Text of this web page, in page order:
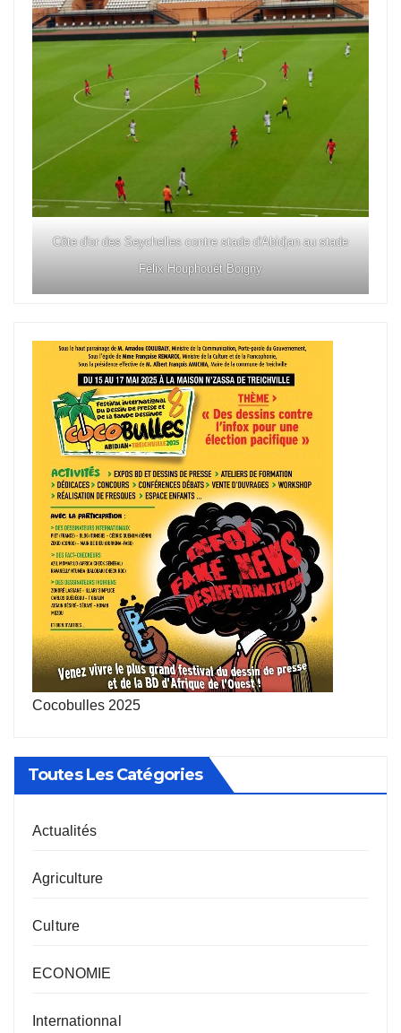
Côte d'or des Seychelles contre stade d'Abidjan au stade
Félix Houphouët Boigny
Cocobulles 2025
Toutes Les Catégories
Actualités
Agriculture
Culture
ECONOMIE
Internationnal